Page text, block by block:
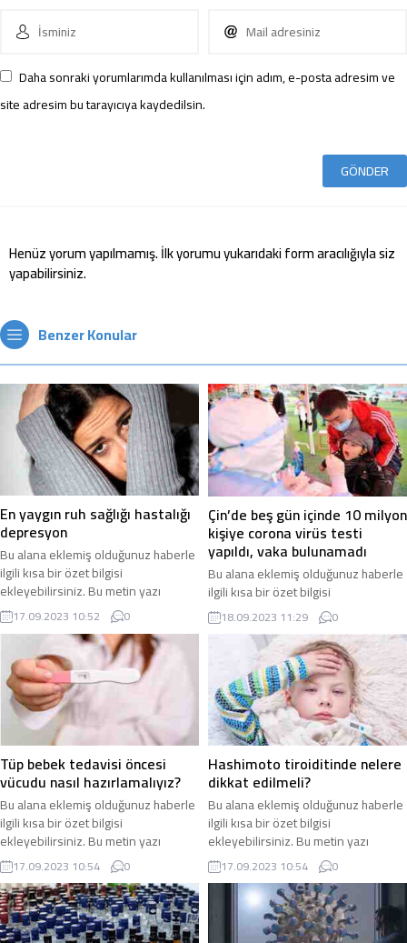
Daha sonraki yorumlarımda kullanılması için adım, e-posta adresim ve
site adresim bu tarayıcıya kaydedilsin.
Henüz yorum yapılmamış. İlk yorumu yukarıdaki form aracılığıyla siz
yapabilirsiniz.
Benzer Konular
En yaygın ruh sağlığı hastalığı
depresyon
Bu alana eklemiş olduğunuz haberle
ilgili kısa bir özet bilgisi
ekleyebilirsiniz. Bu metin yazı
düzenleme sayfasında “Özet”
bölümünden eklenebilir. Özet
eklenmişse başlık altında kalın
olarak bu şekilde gösterilir,
eklenmemişse bu alan boş kalır.
17.09.2023 10:52 0
Çin’de beş gün içinde 10 milyon
kişiye corona virüs testi
yapıldı, vaka bulunamadı
Bu alana eklemiş olduğunuz haberle
ilgili kısa bir özet bilgisi
ekleyebilirsiniz. Bu metin yazı
düzenleme sayfasında “Özet”
bölümünden eklenebilir. Özet
eklenmişse başlık altında kalın
olarak bu şekilde gösterilir,
eklenmemişse bu alan boş kalır.
18.09.2023 11:29 0
Tüp bebek tedavisi öncesi
vücudu nasıl hazırlamalıyız?
Bu alana eklemiş olduğunuz haberle
ilgili kısa bir özet bilgisi
ekleyebilirsiniz. Bu metin yazı
düzenleme sayfasında “Özet”
bölümünden eklenebilir. Özet
eklenmişse başlık altında kalın
olarak bu şekilde gösterilir,
eklenmemişse bu alan boş kalır.
17.09.2023 10:54 0
Hashimoto tiroiditinde nelere
dikkat edilmeli?
Bu alana eklemiş olduğunuz haberle
ilgili kısa bir özet bilgisi
ekleyebilirsiniz. Bu metin yazı
düzenleme sayfasında “Özet”
bölümünden eklenebilir. Özet
eklenmişse başlık altında kalın
olarak bu şekilde gösterilir,
eklenmemişse bu alan boş kalır.
17.09.2023 10:54 0